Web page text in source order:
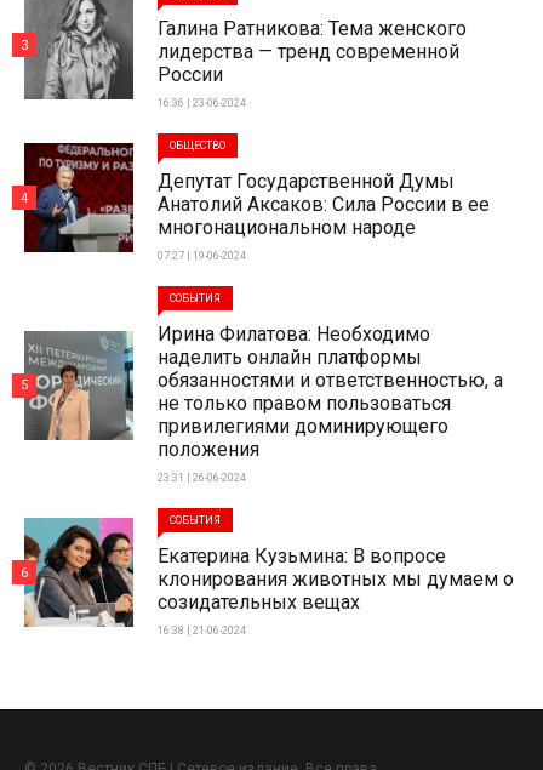
Галина Ратникова: Тема женского
лидерства — тренд современной
России
16:36 | 23-06-2024
3
ОБЩЕСТВО
Депутат Государственной Думы
Анатолий Аксаков: Сила России в ее
многонациональном народе
07:27 | 19-06-2024
4
СОБЫТИЯ
Ирина Филатова: Необходимо
наделить онлайн платформы
обязанностями и ответственностью, а
не только правом пользоваться
привилегиями доминирующего
положения
23:31 | 26-06-2024
5
СОБЫТИЯ
Екатерина Кузьмина: В вопросе
клонирования животных мы думаем о
созидательных вещах
16:38 | 21-06-2024
6